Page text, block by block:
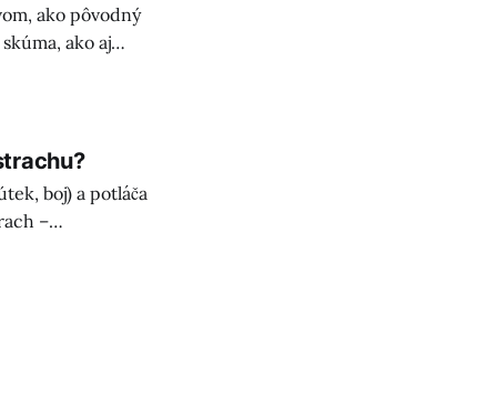
ako pôvodný
ako aj
o
boj) a potláča
–